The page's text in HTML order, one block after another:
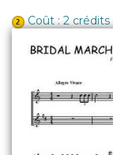
Coût : 2 crédits